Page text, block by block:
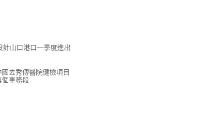
計山口港口一季度進出
去秀傳醫院健檢項目
車務段